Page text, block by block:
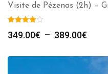
Visite de Pézenas (2h) –
349.00€ – 389.00€
prix :